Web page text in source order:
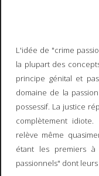
L'idée de "crime
la plupart des
principe génital et
domaine de la
possessif. La justice
complètement
relève même
étant les premiers
passionnels" dont